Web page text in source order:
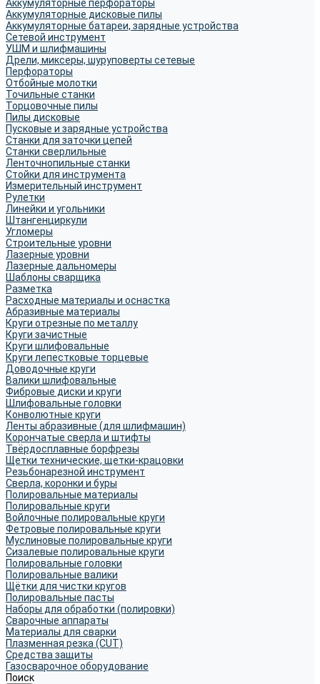
Аккумуляторные перфораторы
Аккумуляторные дисковые пилы
Аккумуляторные батареи, зарядные устройства
Сетевой инструмент
УШМ и шлифмашины
Дрели, миксеры, шуруповерты сетевые
Перфораторы
Отбойные молотки
Точильные станки
Торцовочные пилы
Пилы дисковые
Пусковые и зарядные устройства
Станки для заточки цепей
Станки сверлильные
Ленточнопильные станки
Стойки для инструмента
Измерительный инструмент
Рулетки
Линейки и угольники
Штангенциркули
Угломеры
Строительные уровни
Лазерные уровни
Лазерные дальномеры
Шаблоны сварщика
Разметка
Расходные материалы и оснастка
Абразивные материалы
Круги отрезные по металлу
Круги зачистные
Круги шлифовальные
Круги лепестковые торцевые
Доводочные круги
Валики шлифовальные
Фибровые диски и круги
Шлифовальные головки
Конволютные круги
Ленты абразивные (для шлифмашин)
Корончатые сверла и штифты
Твёрдосплавные борфрезы
Щетки технические, щетки-крацовки
Резьбонарезной инструмент
Сверла, коронки и буры
Полировальные материалы
Полировальные круги
Войлочные полировальные круги
Фетровые полировальные круги
Муслиновые полировальные круги
Cизалевые полировальные круги
Полировальные головки
Полировальные валики
Щётки для чистки кругов
Полировальные пасты
Наборы для обработки (полировки)
Сварочные аппараты
Материалы для сварки
Плазменная резка (CUT)
Средства защиты
Газосварочное оборудование
Поиск